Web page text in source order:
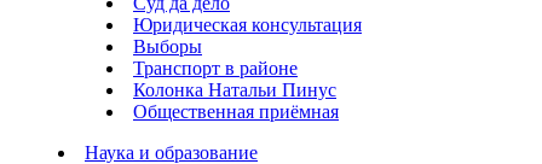
Юридическая консультация
Выборы
Транспорт в районе
Колонка Натальи Пинус
Общественная приёмная
Наука и образование